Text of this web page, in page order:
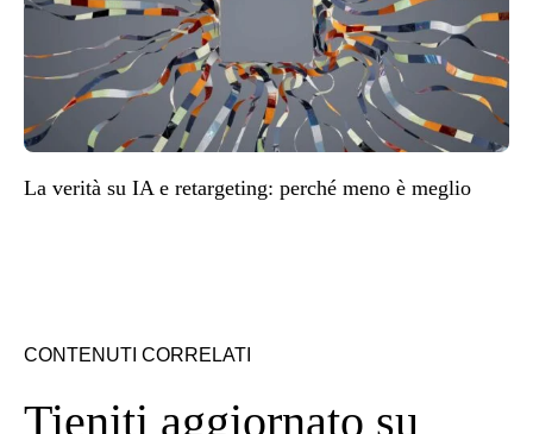
La verità su IA e retargeting: perché meno è meglio
CONTENUTI CORRELATI
Tieniti aggiornato su